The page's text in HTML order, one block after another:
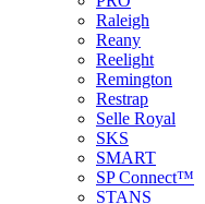
Raleigh
Reany
Reelight
Remington
Restrap
Selle Royal
SKS
SMART
SP Connect™
STANS